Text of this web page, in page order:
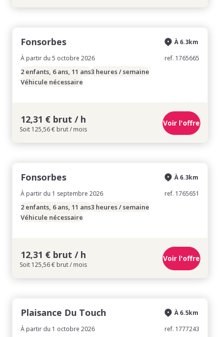
Fonsorbes
À partir du 5 octobre 2026
À 6.3km
ref. 1765665
2 enfants, 6 ans, 11 ans3 heures / semaine
Véhicule nécessaire
12,31 € brut / h
Soit 125,56 € brut / mois
Voir l'offre
Fonsorbes
À partir du 1 septembre 2026
À 6.3km
ref. 1765651
2 enfants, 6 ans, 11 ans3 heures / semaine
Véhicule nécessaire
12,31 € brut / h
Soit 125,56 € brut / mois
Voir l'offre
Plaisance Du Touch
À partir du 1 octobre 2026
À 6.5km
ref. 1777243